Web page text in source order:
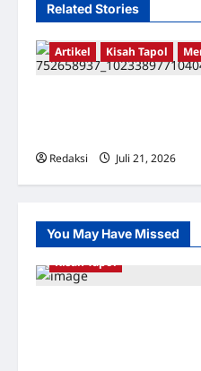
Related Stories
Artikel Kisah Tapol
Redaksi
Juli 21, 2026
You May Have Missed
Kisah Tapol